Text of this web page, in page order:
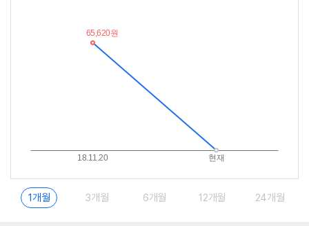
1개월 3개월 6개월 12개월 24개월